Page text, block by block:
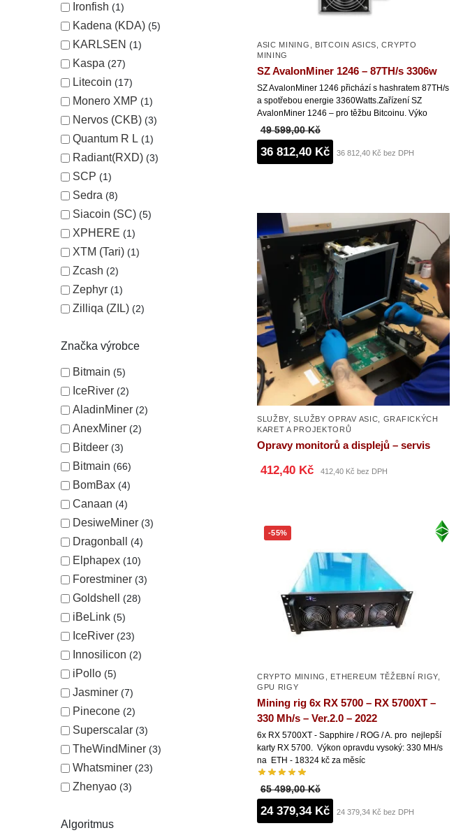
ASIC MINING BITCOIN ASICS ,CRYPTO
MINING
SZ AvalonMiner 1246 – 87TH/s 3306w
SZ AvalonMiner 1246 přichází s hashratem 87TH/s
a spotřebou energie 3360Watts.Zařízení SZ
AvalonMiner 1246 – pro těžbu Bitcoinu. Výko
49 599,00 Kč
36 812,40 Kč 36 812,40 Kč bez DPH
SLUŽBY ,SLUŽBY OPRAV ASIC, GRAFICKÝCH
KARET A PROJEKTORŮ
Opravy monitorů a displejů – servis
412,40 Kč 412,40 Kč bez DPH
-55%
CRYPTO MINING ETHEREUM TĚŽEBNÍ RIGY
GPU RIGY
Mining rig 6x RX 5700 – RX 5700XT –
330 Mh/s – Ver.2.0 – 2022
6x RX 5700XT - Sapphire / ROG / A. pro nejlepší
karty RX 5700. Výkon opravdu vysoký: 330 MH/s
na ETH - 18324 kč za měsíc
65 499,00 Kč
24 379,34 Kč 24 379,34 Kč bez DPH
Ironfish 1
Kadena (KDA) 5
KARLSEN 1
Kaspa 27
Litecoin 17
Monero XMP 1
Nervos (CKB) 3
Quantum R L 1
Radiant(RXD) 3
SCP 1
Sedra 8
Siacoin (SC) 5
XPHERE 1
XTM (Tari) 1
Zcash 2
Zephyr 1
Zilliqa (ZIL) 2
Značka výrobce
Bitmain 5
IceRiver 2
AladinMiner 2
AnexMiner 2
Bitdeer 3
Bitmain 66
BomBax 4
Canaan 4
DesiweMiner 3
Dragonball 4
Elphapex 10
Forestminer 3
Goldshell 28
iBeLink 5
IceRiver 23
Innosilicon 2
iPollo 5
Jasminer 7
Pinecone 2
Superscalar 3
TheWindMiner 3
Whatsminer 23
Zhenyao 3
Algoritmus